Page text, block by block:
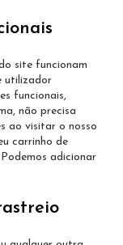
site funcionam
utilizador
funcionais,
não precisa
ao visitar o nosso
carrinho de
adicionar